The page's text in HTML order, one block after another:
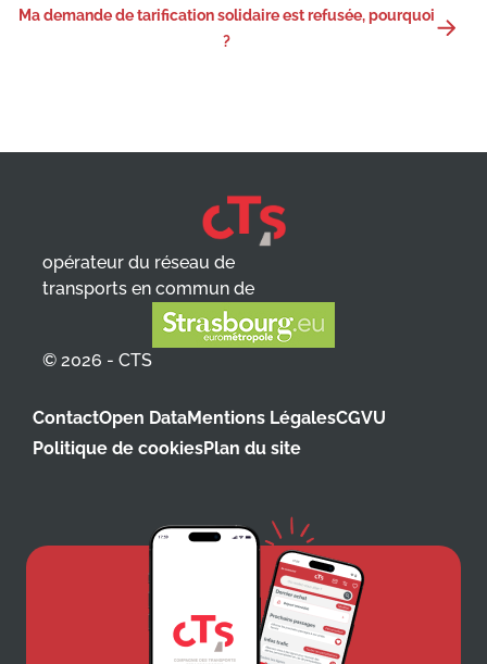
Ma demande de tarification solidaire est refusée, pourquoi
?
opérateur du réseau de
transports en commun de
© 2026 - CTS
ContactOpen DataMentions LégalesCGVU
Politique de cookiesPlan du site